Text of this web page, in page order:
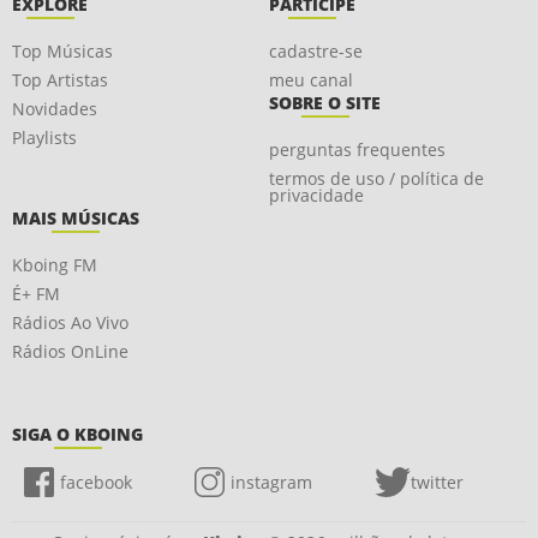
Top Músicas
Top Artistas
Novidades
Playlists
cadastre-se
meu canal
SOBRE O SITE
perguntas frequentes
termos de uso / política de
privacidade
MAIS MÚSICAS
Kboing FM
É+ FM
Rádios Ao Vivo
Rádios OnLine
SIGA O KBOING
facebook instagram twitter